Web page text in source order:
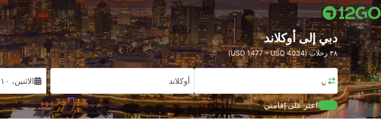
دبي إلى أوكلاند
٣٨ رحلات (USD 1477 – USD 4034)
دبي أوكلاند الاثنين، ١٠ أغسطس
اعثر على إقامتي